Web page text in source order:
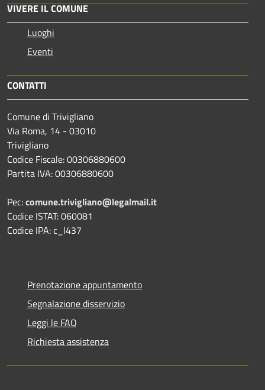
VIVERE IL COMUNE
Luoghi
Eventi
CONTATTI
Comune di Trivigliano
Via Roma, 14 - 03010
Trivigliano
Codice Fiscale: 00306880600
Partita IVA: 00306880600
Pec:comune.trivigliano@legalmail.it
Codice ISTAT: 060081
Codice IPA: c_l437
Prenotazione appuntamento
Segnalazione disservizio
Leggi le FAQ
Richiesta assistenza